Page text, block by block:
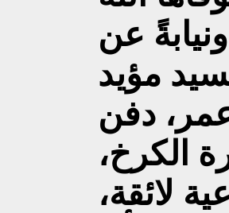
عن
مؤيد
دفن
الكرخ،
لائقة،